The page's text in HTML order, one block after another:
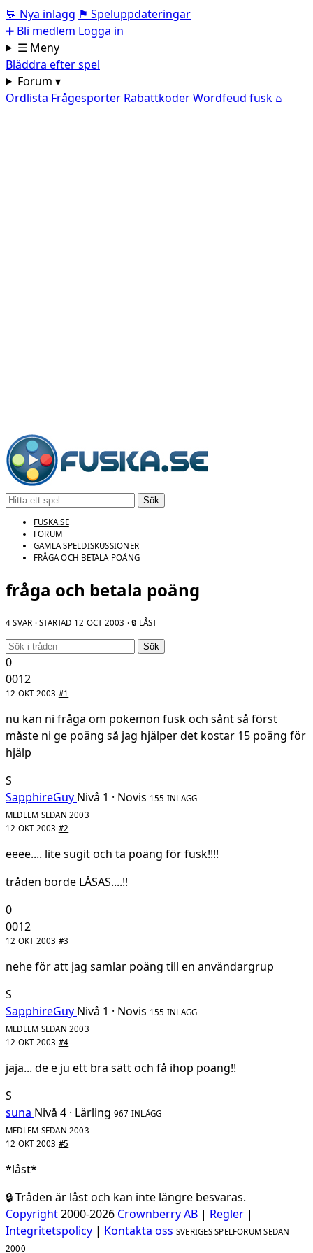
💬 Nya inlägg ⚑ Speluppdateringar
➕ Bli medlem Logga in
☰ Meny
Bläddra efter spel
Forum ▾
Ordlista Frågesporter RabattkoderWordfeud fusk ⌂
Sök
FUSKA.SE
FORUM
GAMLA SPELDISKUSSIONER
FRÅGA OCH BETALA POÄNG
fråga och betala poäng
4 SVAR · STARTAD 12 OCT 2003 · 🔒 LÅST
Sök
0
0012
12 OKT 2003 #1
nu kan ni fråga om pokemon fusk och sånt så först
måste ni ge poäng så jag hjälper det kostar 15 poäng för
hjälp
S
SapphireGuy Nivå 1 · Novis 155 INLÄGG
MEDLEM SEDAN 2003
12 OKT 2003 #2
eeee.... lite sugit och ta poäng för fusk!!!!
tråden borde LÅSAS....!!
0
0012
12 OKT 2003 #3
nehe för att jag samlar poäng till en användargrup
S
SapphireGuy Nivå 1 · Novis 155 INLÄGG
MEDLEM SEDAN 2003
12 OKT 2003 #4
jaja... de e ju ett bra sätt och få ihop poäng!!
S
suna Nivå 4 · Lärling 967 INLÄGG
MEDLEM SEDAN 2003
12 OKT 2003 #5
*låst*
🔒 Tråden är låst och kan inte längre besvaras.
Copyright2000-2026 Crownberry AB | Regler |
Integritetspolicy | Kontakta oss SVERIGES SPELFORUM SEDAN
2000